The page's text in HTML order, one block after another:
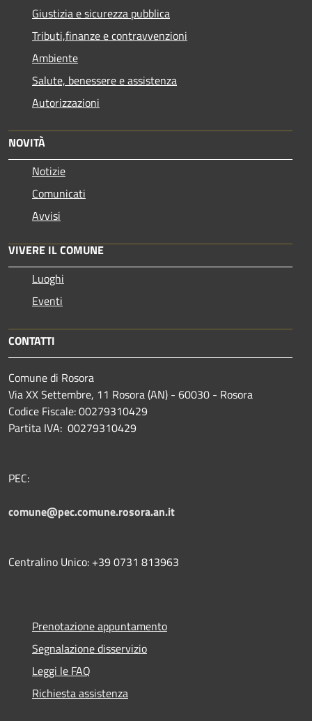
Giustizia e sicurezza pubblica
Tributi,finanze e contravvenzioni
Ambiente
Salute, benessere e assistenza
Autorizzazioni
NOVITÀ
Notizie
Comunicati
Avvisi
VIVERE IL COMUNE
Luoghi
Eventi
CONTATTI
Comune di Rosora
Via XX Settembre, 11 Rosora (AN) - 60030 - Rosora
Codice Fiscale: 00279310429
Partita IVA: 00279310429
PEC:
comune@pec.comune.rosora.an.it
Centralino Unico: +39 0731 813963
Prenotazione appuntamento
Segnalazione disservizio
Leggi le FAQ
Richiesta assistenza